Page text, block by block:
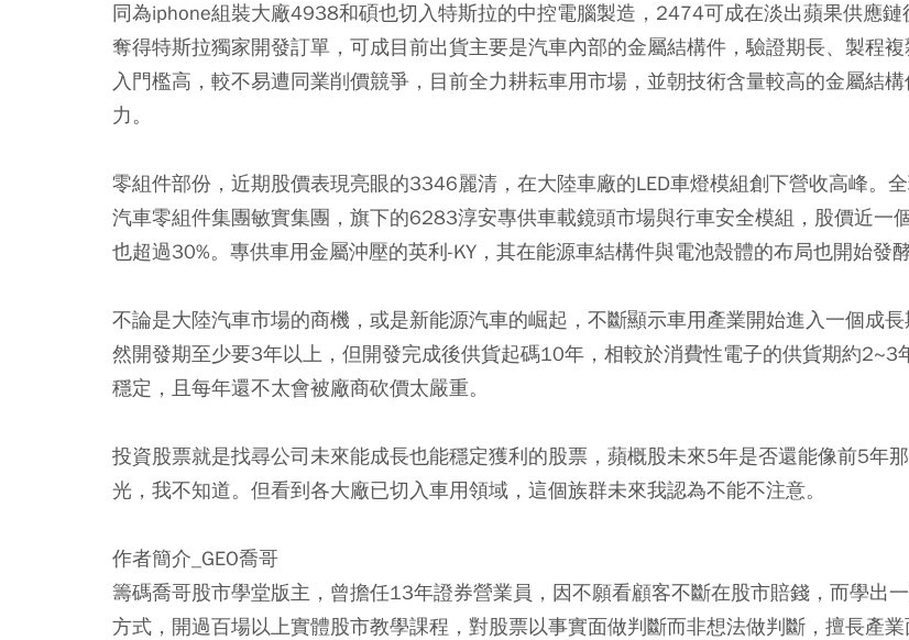
同為iphone組裝大廠4938和碩也切入特斯拉的中控電腦製造，2474可成在淡出蘋果供應鏈
奪得特斯拉獨家開發訂單，可成目前出貨主要是汽車內部的金屬結構件，驗證期長、製程複
入門檻高，較不易遭同業削價競爭，目前全力耕耘車用市場，並朝技術含量較高的金屬結構
力。
零組件部份，近期股價表現亮眼的3346麗清，在大陸車廠的LED車燈模組創下營收高峰。
汽車零組件集團敏實集團，旗下的6283淳安專供車載鏡頭市場與行車安全模組，股價近一
也超過30%。專供車用金屬沖壓的英利-KY，其在能源車結構件與電池殼體的布局也開始發酵
不論是大陸汽車市場的商機，或是新能源汽車的崛起，不斷顯示車用產業開始進入一個成
然開發期至少要3年以上，但開發完成後供貨起碼10年，相較於消費性電子的供貨期約2~3
穩定，且每年還不太會被廠商砍價太嚴重。
投資股票就是找尋公司未來能成長也能穩定獲利的股票，蘋概股未來5年是否還能像前5年
光，我不知道。但看到各大廠已切入車用領域，這個族群未來我認為不能不注意。
作者簡介_GEO喬哥
籌碼喬哥股市學堂版主，曾擔任13年證券營業員，因不願看顧客不斷在股市賠錢，而學出
方式，開過百場以上實體股市教學課程，對股票以事實面做判斷而非想法做判斷，擅長產